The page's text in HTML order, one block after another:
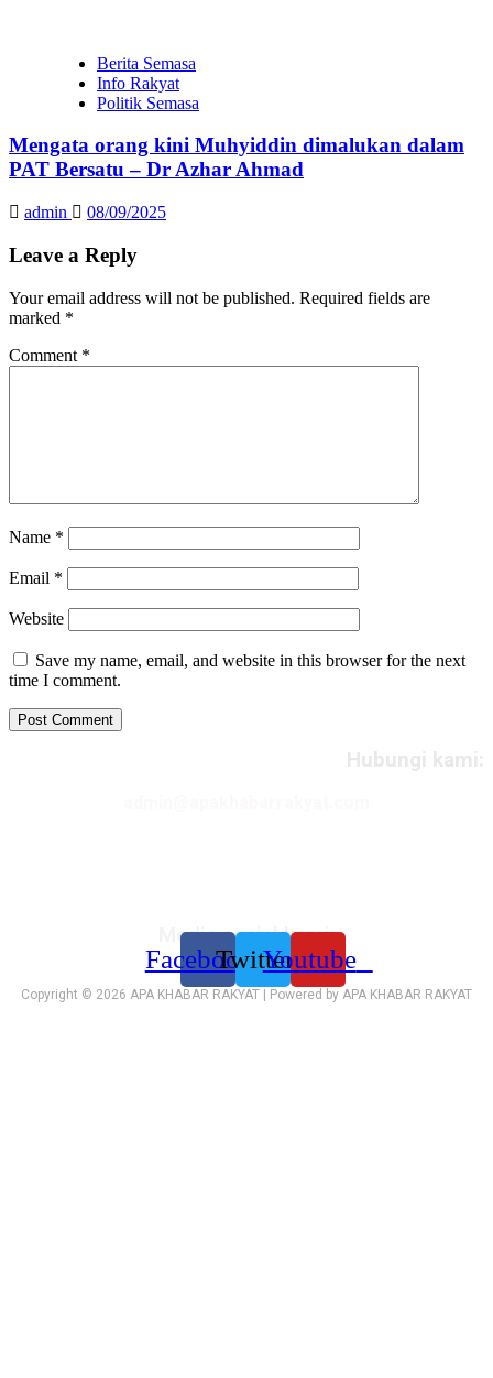
Berita Semasa
Info Rakyat
Politik Semasa
Mengata orang kini Muhyiddin dimalukan dalam
PAT Bersatu – Dr Azhar Ahmad
admin 08/09/2025
Leave a Reply
Your email address will not be published. Required fields are
marked *
Comment *
Name *
Email *
Website
Save my name, email, and website in this browser for the next
time I comment.
Media sosial kami:
FacebookTwitterYoutube
Copyright © 2026 APA KHABAR RAKYAT | Powered by APA KHABAR RAKYAT